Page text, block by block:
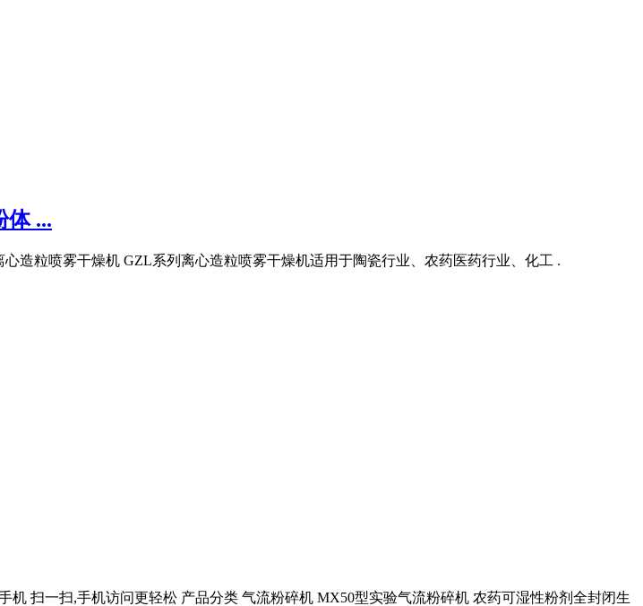
体 ...
造粒喷雾干燥机 GZL系列离心造粒喷雾干燥机适用于陶瓷行业、农药医药行业、化工 .
扫一扫,手机访问更轻松 产品分类 气流粉碎机 MX50型实验气流粉碎机 农药可湿性粉剂全封闭生